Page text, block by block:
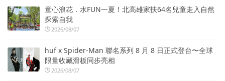
童心浪花．水FUN一夏！北高雄家扶64名兒童走入自然
探索自我
2026/08/07
huf x Spider-Man 聯名系列 8 月 8 日正式登台〜全球
限量收藏滑板同步亮相
2026/08/07